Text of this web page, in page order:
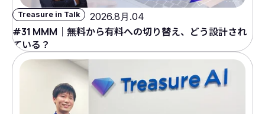
Treasure in Talk 2026.8月.04
#31 MMM｜無料から有料への切り替え、どう設計され
ている？